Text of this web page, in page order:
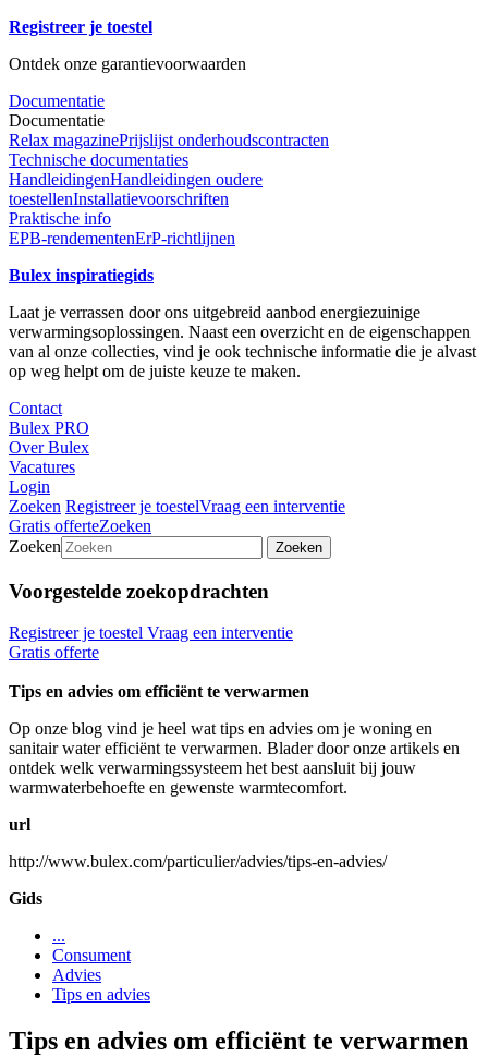
Registreer je toestel
Ontdek onze garantievoorwaarden
Documentatie
Documentatie
Relax magazinePrijslijst onderhoudscontracten
Technische documentaties
HandleidingenHandleidingen oudere
toestellenInstallatievoorschriften
Praktische info
EPB-rendementenErP-richtlijnen
Bulex inspiratiegids
Laat je verrassen door ons uitgebreid aanbod energiezuinige
verwarmingsoplossingen. Naast een overzicht en de eigenschappen
van al onze collecties, vind je ook technische informatie die je alvast
op weg helpt om de juiste keuze te maken.
Contact
Bulex PRO
Over Bulex
Vacatures
Login
Zoeken Registreer je toestelVraag een interventie
Gratis offerteZoeken
Zoeken
Zoeken
Voorgestelde zoekopdrachten
Registreer je toestel Vraag een interventie
Gratis offerte
Tips en advies om efficiënt te verwarmen
Op onze blog vind je heel wat tips en advies om je woning en
sanitair water efficiënt te verwarmen. Blader door onze artikels en
ontdek welk verwarmingssysteem het best aansluit bij jouw
warmwaterbehoefte en gewenste warmtecomfort.
url
http://www.bulex.com/particulier/advies/tips-en-advies/
Gids
...
Consument
Advies
Tips en advies
Tips en advies om efficiënt te verwarmen